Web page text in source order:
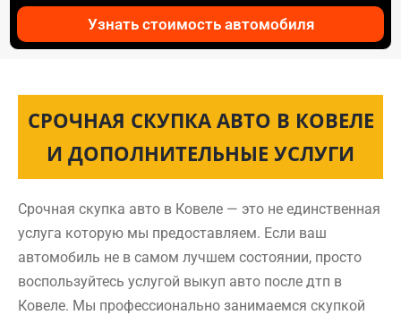
Узнать стоимость автомобиля
СРОЧНАЯ СКУПКА АВТО В КОВЕЛЕ
И ДОПОЛНИТЕЛЬНЫЕ УСЛУГИ
Срочная скупка авто в Ковеле — это не единственная
услуга которую мы предоставляем. Если ваш
автомобиль не в самом лучшем состоянии, просто
воспользуйтесь услугой выкуп авто после дтп в
Ковеле. Мы профессионально занимаемся скупкой